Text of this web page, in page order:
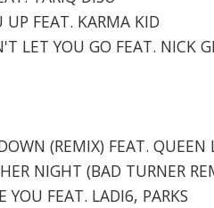
FEAT. KARMA KID
LET YOU GO FEAT. NICK
(REMIX) FEAT. QUEEN
NIGHT (BAD TURNER
FEAT. LADI6, PARKS